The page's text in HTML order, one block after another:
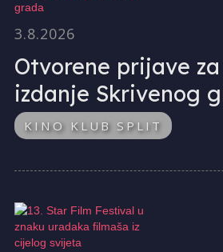
3.8.2026
Otvorene prijave
izdanje Skrivenog
KINO KLUB SPLIT